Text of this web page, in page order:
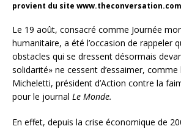
provient du site www.theconversation.com
Le 19 août, consacré comme Journée
humanitaire, a été l’occasion de rappeler
obstacles qui se dressent désormais
solidarité» ne cessent d’essaimer,
Micheletti, président d’Action contre la
pour le journal Le Monde.
En effet, depuis la crise économique de